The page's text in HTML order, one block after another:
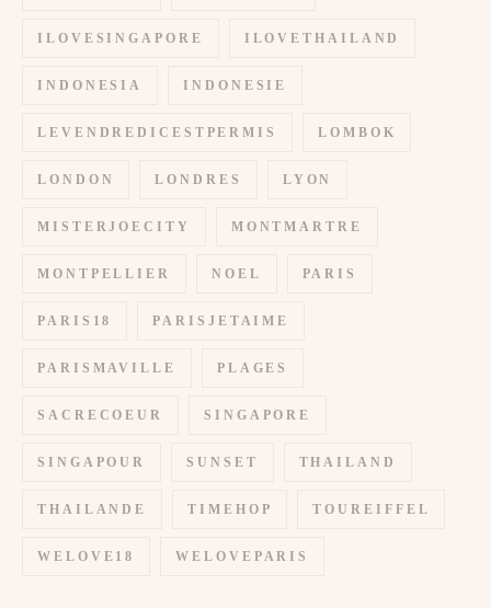
ILOVESINGAPORE ILOVETHAILAND
INDONESIA INDONESIE
LEVENDREDICESTPERMIS LOMBOK
LONDON LONDRES LYON
MISTERJOECITY MONTMARTRE
MONTPELLIER NOEL PARIS
PARIS18 PARISJETAIME
PARISMAVILLE PLAGES
SACRECOEUR SINGAPORE
SINGAPOUR SUNSET THAILAND
THAILANDE TIMEHOP TOUREIFFEL
WELOVE18 WELOVEPARIS